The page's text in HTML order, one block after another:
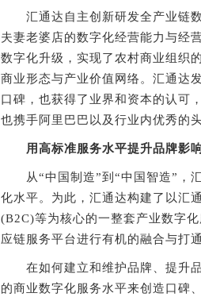
汇通达自主创新研发全产业链数
夫妻老婆店的数字化经营能力与经
数字化升级，实现了农村商业组织
商业形态与产业价值网络。汇通达
口碑，也获得了业界和资本的认可
也携手阿里巴巴以及行业内优秀的
用高标准服务水平提升品牌影
从“中国制造”到“中国智造”，汇
化水平。为此，汇通达构建了以汇
(B2C)等为核心的一整套产业数字
应链服务平台进行有机的融合与打
在如何建立和维护品牌、提升品
的商业数字化服务水平来创造口碑